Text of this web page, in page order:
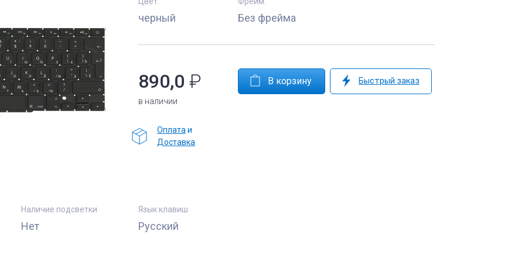
черный Без фрейма
890,0 ₽
в наличии
Быстрый заказ
Оплата и
Доставка
Наличие подсветки
Нет
Язык клавиш
Русский